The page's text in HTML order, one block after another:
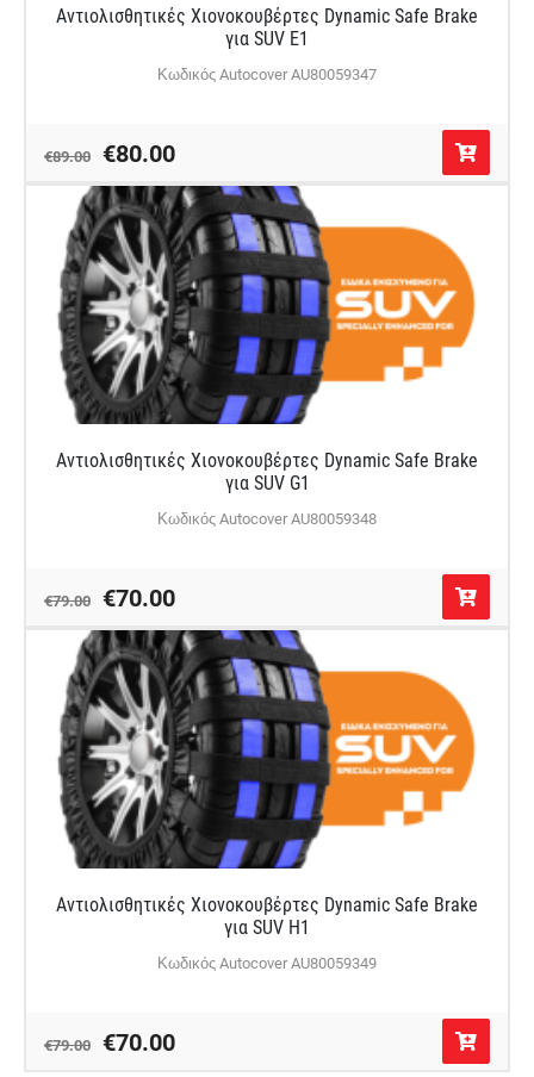
Αντιολισθητικές Χιονοκουβέρτες Dynamic Safe Brake
για SUV E1
Κωδικός Autocover AU80059347
€89.00 €80.00
Αντιολισθητικές Χιονοκουβέρτες Dynamic Safe Brake
για SUV G1
Κωδικός Autocover AU80059348
€79.00 €70.00
Αντιολισθητικές Χιονοκουβέρτες Dynamic Safe Brake
για SUV H1
Κωδικός Autocover AU80059349
€79.00 €70.00